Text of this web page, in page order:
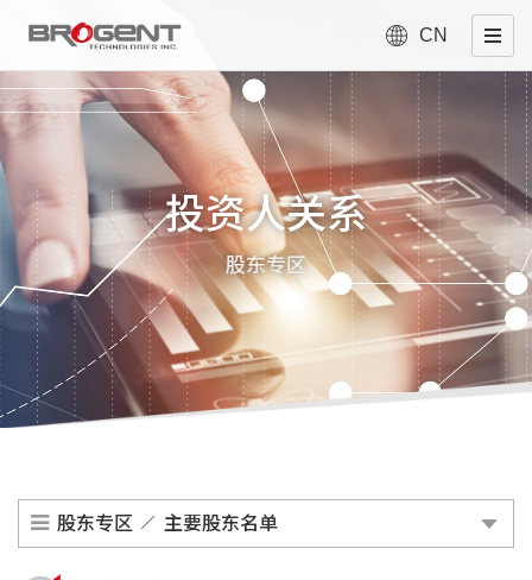
CN
投资人关系
股东专区
股东专区 主要股东名单